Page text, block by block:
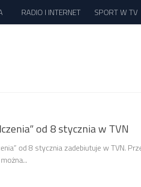
RADIO I INTERNET SPORT W TV
od 8 stycznia w TVN
od 8 stycznia zadebiutuje w TVN.